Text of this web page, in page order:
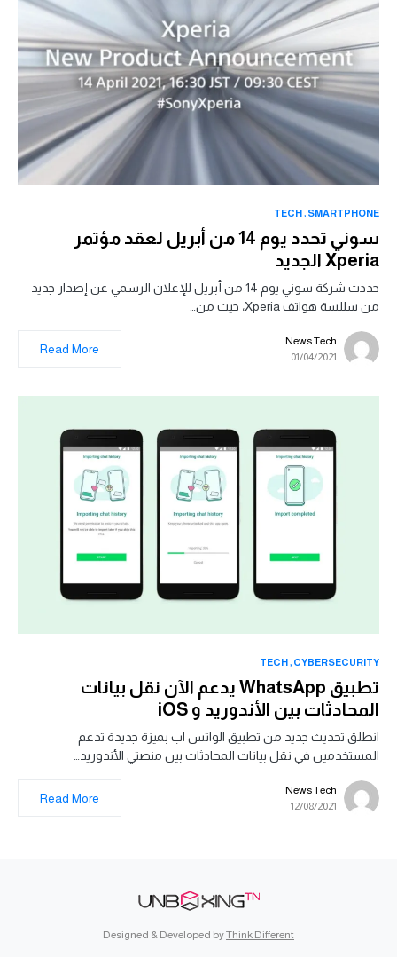
SMARTPHONE
TECH
سوني تحدد يوم 14 من أبريل لعقد مؤتمر
Xperia الجديد
حددت شركة سوني يوم 14 من أبريل للإعلان الرسمي عن إصدار جديد
من سللسة هواتف Xperia، حيث من…
News Tech
01/04/2021
Read More
CYBERSECURITY
TECH
تطبيق WhatsApp يدعم الآن نقل بيانات
المحادثات بين الأندوريد و iOS
انطلق تحديث جديد من تطبيق الواتس اب بميزة جديدة تدعم
المستخدمين في نقل بيانات المحادثات بين منصتي الأندوريد…
News Tech
12/08/2021
Read More
Designed & Developed byThink Different